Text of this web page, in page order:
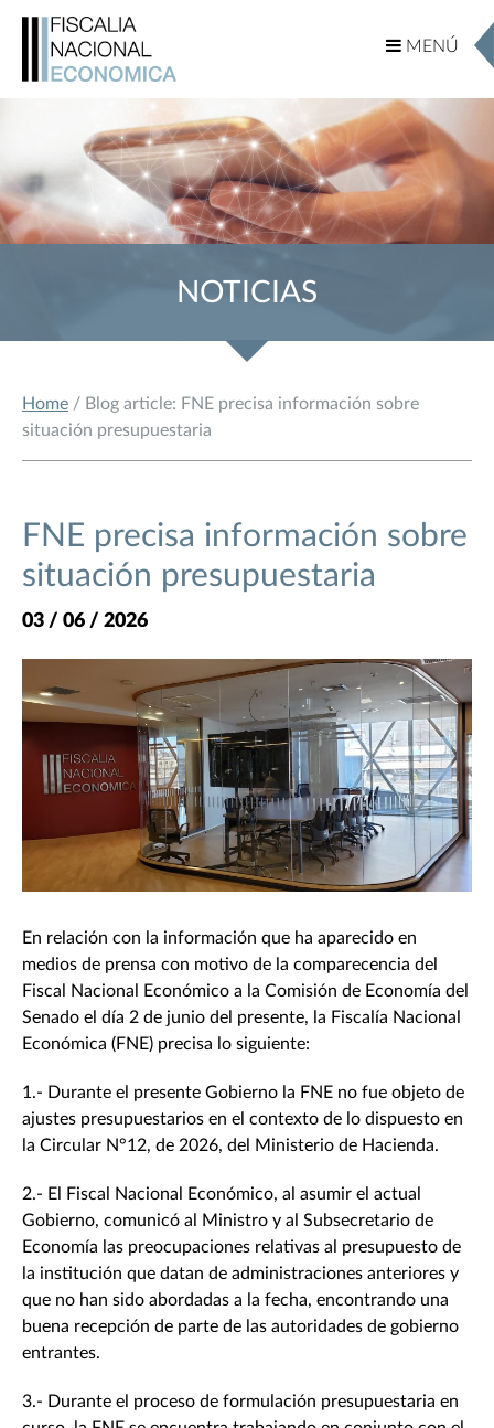
MENÚ
MENÚ
NOTICIAS
Home / Blog article: FNE precisa información sobre
situación presupuestaria
FNE precisa información sobre
situación presupuestaria
03 / 06 / 2026
En relación con la información que ha aparecido en
medios de prensa con motivo de la comparecencia del
Fiscal Nacional Económico a la Comisión de Economía del
Senado el día 2 de junio del presente, la Fiscalía Nacional
Económica (FNE) precisa lo siguiente:
1.- Durante el presente Gobierno la FNE no fue objeto de
ajustes presupuestarios en el contexto de lo dispuesto en
la Circular N°12, de 2026, del Ministerio de Hacienda.
2.- El Fiscal Nacional Económico, al asumir el actual
Gobierno, comunicó al Ministro y al Subsecretario de
Economía las preocupaciones relativas al presupuesto de
la institución que datan de administraciones anteriores y
que no han sido abordadas a la fecha, encontrando una
buena recepción de parte de las autoridades de gobierno
entrantes.
3.- Durante el proceso de formulación presupuestaria en